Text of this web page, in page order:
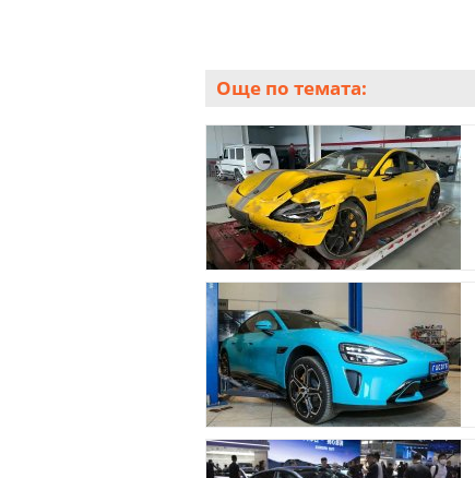
Още по темата: